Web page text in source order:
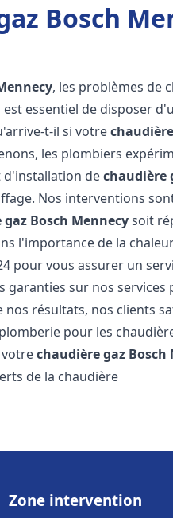
Bosch
, les problèmes de
est essentiel de disposer
t-il si votre
les plombiers
d'installation dechaudière
Nos interventions
Bosch Mennecysoit
l'importance de la
pour vous assurer un
garanties sur nos
nos résultats, nos clients
pour les
votrechaudière gaz Bosch
de la chaudière
Zone intervention